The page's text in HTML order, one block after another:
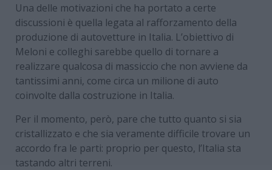
Una delle motivazioni che ha portato a certe
discussioni è quella legata al rafforzamento della
produzione di autovetture in Italia. L’obiettivo di
Meloni e colleghi sarebbe quello di tornare a
realizzare qualcosa di massiccio che non avviene da
tantissimi anni, come circa un milione di auto
coinvolte dalla costruzione in Italia.
Per il momento, però, pare che tutto quanto si sia
cristallizzato e che sia veramente difficile trovare un
accordo fra le parti: proprio per questo, l’Italia sta
tastando altri terreni.